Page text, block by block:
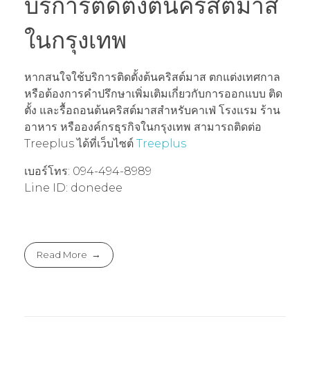
ในกรุงเทพ
หากสนใจใช้บริการติดตั้งต้นคริสต์มาส ตกแต่งเทศกาล
หรือต้องการคำปรึกษาเพิ่มเติมเกี่ยวกับการออกแบบ ติด
ตั้ง และรื้อถอนต้นคริสต์มาสสำหรับคาเฟ่ โรงแรม ร้าน
อาหาร หรือองค์กรธุรกิจในกรุงเทพ สามารถติดต่อ
Treeplus ได้ที่เว็บไซต์ Treeplus
เบอร์โทร: 094-494-8989
Line ID: donedee
Read More